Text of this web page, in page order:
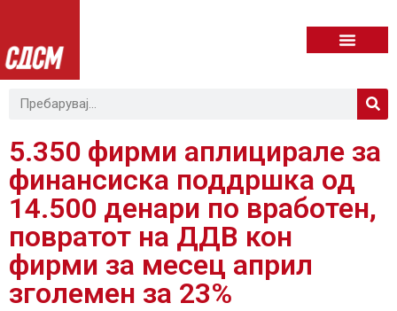
5.350 фирми аплицирале за
финансиска поддршка од
14.500 денари по вработен,
повратот на ДДВ кон
фирми за месец април
зголемен за 23%